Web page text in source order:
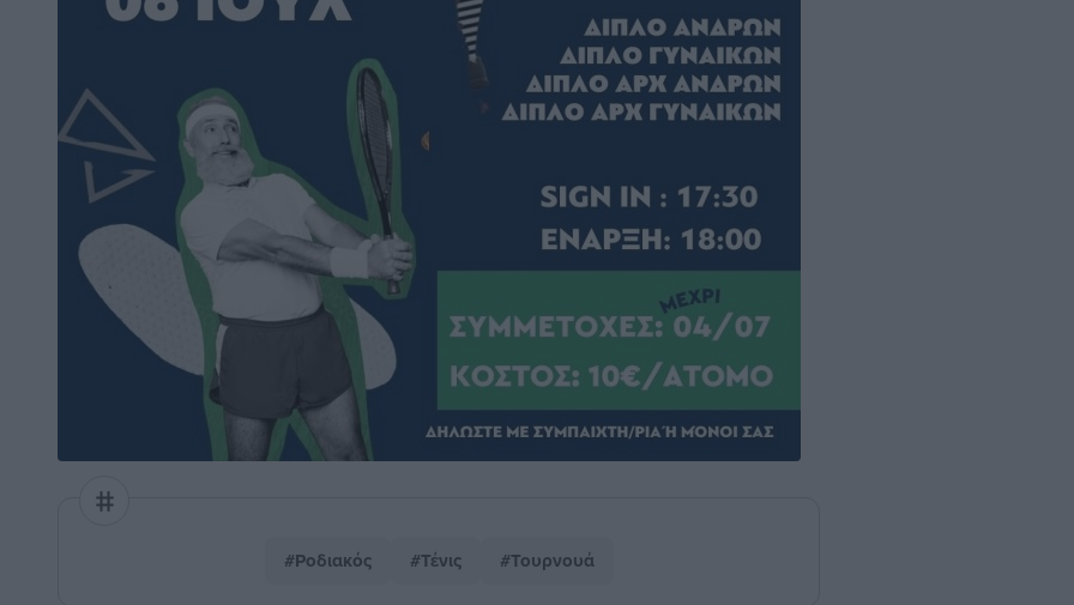
#Ροδιακός #Τένις #Τουρνουά